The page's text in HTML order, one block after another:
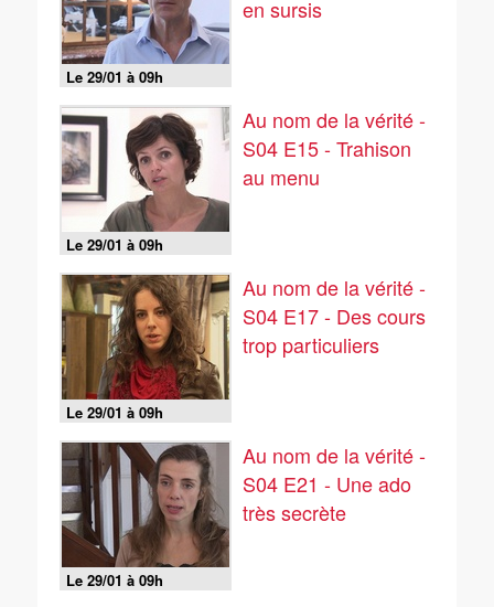
Le 29/01 à 09h
en sursis
Le 29/01 à 09h
Au nom de la vérité -
S04 E15 - Trahison
au menu
Le 29/01 à 09h
Au nom de la vérité -
S04 E17 - Des cours
trop particuliers
Le 29/01 à 09h
Au nom de la vérité -
S04 E21 - Une ado
très secrète